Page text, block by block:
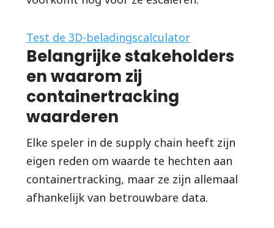
Test de 3D-beladingscalculator
Belangrijke stakeholders
en waarom zij
containertracking
waarderen
Elke speler in de supply chain heeft zijn
eigen reden om waarde te hechten aan
containertracking, maar ze zijn allemaal
afhankelijk van betrouwbare data.